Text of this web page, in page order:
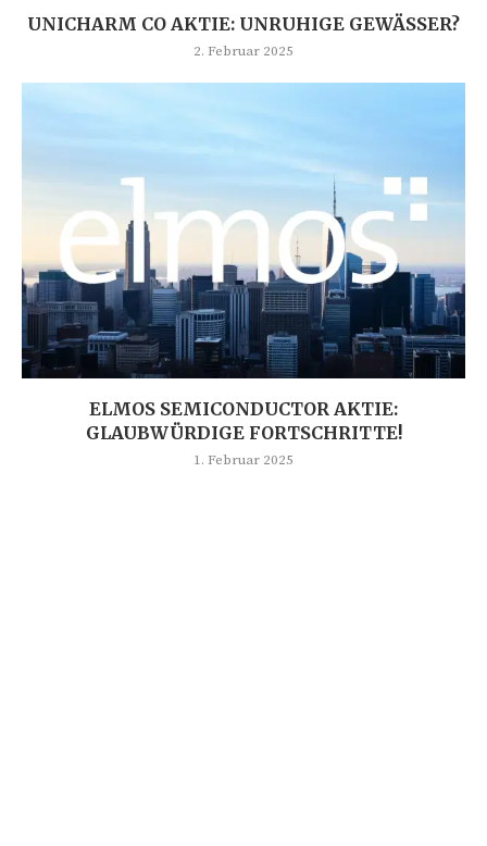
UNICHARM CO AKTIE: UNRUHIGE GEWÄSSER?
2. Februar 2025
ELMOS SEMICONDUCTOR AKTIE:
GLAUBWÜRDIGE FORTSCHRITTE!
1. Februar 2025